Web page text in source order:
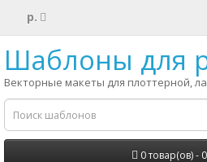
р.
Шаблоны для
Векторные макеты для плоттерной,
0 товар(ов) -